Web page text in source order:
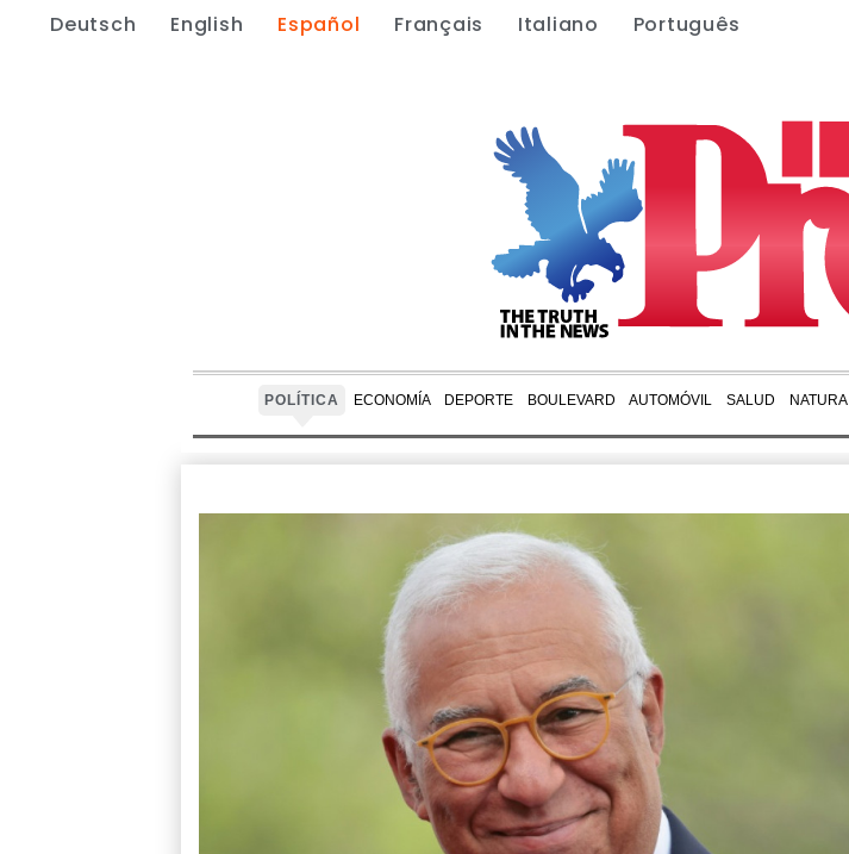
Deutsch English Español Français Italiano Português
POLÍTICA ECONOMÍA DEPORTE BOULEVARD AUTOMÓVIL SALUD NATURA